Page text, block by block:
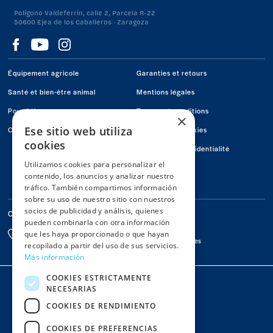
Polígono Valdeferrín, calle 2, Parcela R-22
50600 Ejea de los Caballeros · Zaragoza
Visítanos
en
Facebook
Visítanos
en
Youtube
Visítanos
en
Instagram
Équipement agricole
Santé et bien-être animal
Pour l'éleveur
Offers
Garanties et retours
Mentions légales
Termes et conditions
Politique de Cookies
Politique de confidentialité
Conócenos
Contactez-nous
Contactez-nous
976 67 78 65
De 8h à 13h et de 15h à 18h
Par Email
info@macoga.es
Colaboradors
×
Ese sitio web utiliza
cookies
Utilizamos cookies para personalizar el
contenido, los anuncios y analizar nuestro
tráfico. También compartimos información
sobre su uso de nuestro sitio con nuestros
socios de publicidad y análisis, quienes
pueden combinarla con otra información
que les haya proporcionado o que hayan
recopilado a partir del uso de sus servicios.
Más información
COOKIES ESTRICTAMENTE
NECESARIAS
COOKIES DE RENDIMIENTO
COOKIES DE PREFERENCIAS